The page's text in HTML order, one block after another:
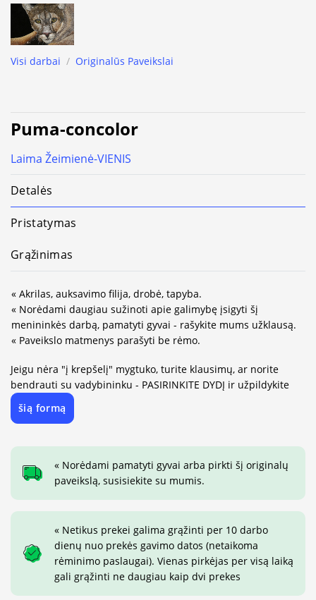
Visi darbai / Originalūs Paveikslai
Puma-concolor
Laima Žeimienė-VIENIS
Detalės
Pristatymas
Grąžinimas
« Akrilas, auksavimo filija, drobė, tapyba.
« Norėdami daugiau sužinoti apie galimybę įsigyti šį
menininkės darbą, pamatyti gyvai - rašykite mums užklausą.
« Paveikslo matmenys parašyti be rėmo.
Jeigu nėra "į krepšelį" mygtuko, turite klausimų, ar norite
bendrauti su vadybininku - PASIRINKITE DYDĮ ir užpildykite
šią formą
« Norėdami pamatyti gyvai arba pirkti šį originalų
paveikslą, susisiekite su mumis.
« Netikus prekei galima grąžinti per 10 darbo
dienų nuo prekės gavimo datos (netaikoma
rėminimo paslaugai). Vienas pirkėjas per visą laiką
gali grąžinti ne daugiau kaip dvi prekes